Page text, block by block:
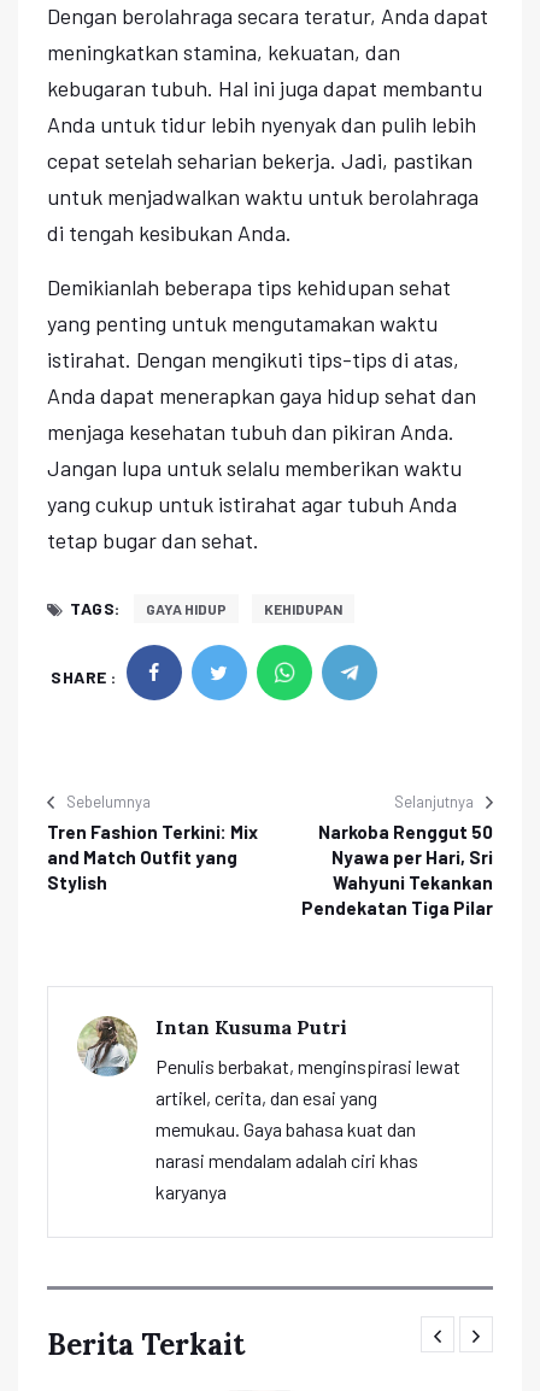
Dengan berolahraga secara teratur, Anda dapat
meningkatkan stamina, kekuatan, dan
kebugaran tubuh. Hal ini juga dapat membantu
Anda untuk tidur lebih nyenyak dan pulih lebih
cepat setelah seharian bekerja. Jadi, pastikan
untuk menjadwalkan waktu untuk berolahraga
di tengah kesibukan Anda.
Demikianlah beberapa tips kehidupan sehat
yang penting untuk mengutamakan waktu
istirahat. Dengan mengikuti tips-tips di atas,
Anda dapat menerapkan gaya hidup sehat dan
menjaga kesehatan tubuh dan pikiran Anda.
Jangan lupa untuk selalu memberikan waktu
yang cukup untuk istirahat agar tubuh Anda
tetap bugar dan sehat.
TAGS: GAYA HIDUP KEHIDUPAN
SHARE :
Sebelumnya
Tren Fashion Terkini: Mix
and Match Outfit yang
Stylish
Selanjutnya
Narkoba Renggut 50
Nyawa per Hari, Sri
Wahyuni Tekankan
Pendekatan Tiga Pilar
Intan Kusuma Putri
Penulis berbakat, menginspirasi lewat
artikel, cerita, dan esai yang
memukau. Gaya bahasa kuat dan
narasi mendalam adalah ciri khas
karyanya
Berita Terkait